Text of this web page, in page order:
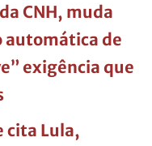
CNH, muda
automática de
exigência que
cita Lula,